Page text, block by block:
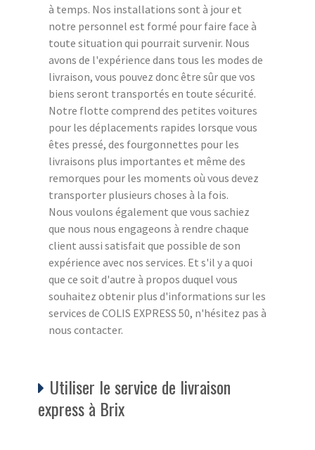
à temps. Nos installations sont à jour et
notre personnel est formé pour faire face à
toute situation qui pourrait survenir. Nous
avons de l'expérience dans tous les modes de
livraison, vous pouvez donc être sûr que vos
biens seront transportés en toute sécurité.
Notre flotte comprend des petites voitures
pour les déplacements rapides lorsque vous
êtes pressé, des fourgonnettes pour les
livraisons plus importantes et même des
remorques pour les moments où vous devez
transporter plusieurs choses à la fois.
Nous voulons également que vous sachiez
que nous nous engageons à rendre chaque
client aussi satisfait que possible de son
expérience avec nos services. Et s'il y a quoi
que ce soit d'autre à propos duquel vous
souhaitez obtenir plus d'informations sur les
services de COLIS EXPRESS 50, n'hésitez pas à
nous contacter.
Utiliser le service de livraison
express à Brix